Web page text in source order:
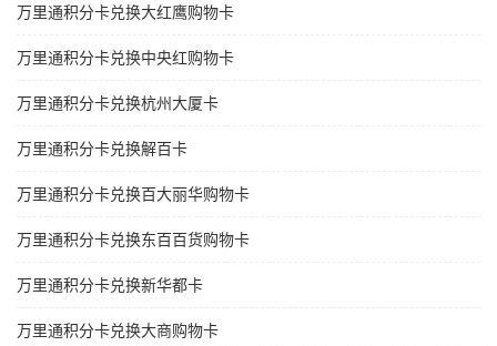
万里通积分卡兑换大红鹰购物卡
万里通积分卡兑换中央红购物卡
万里通积分卡兑换杭州大厦卡
万里通积分卡兑换解百卡
万里通积分卡兑换百大丽华购物卡
万里通积分卡兑换东百百货购物卡
万里通积分卡兑换新华都卡
万里通积分卡兑换大商购物卡